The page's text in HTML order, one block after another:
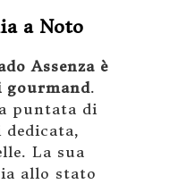
a Noto
Assenza è
gourmand.
puntata di
dedicata,
La sua
allo stato